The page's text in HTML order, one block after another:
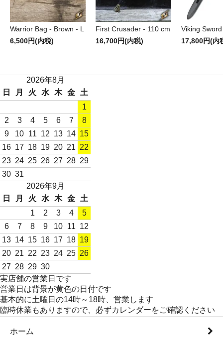
Warrior Bag - Brown - L
6,500円(内税)
First Crusader - 110 cm
16,700円(内税)
Viking Sword
17,800円(内
2026年8月
日
月 火 水 木 金
土
1
2
3 4 5 6 7
8
9
10 11 12 13 14 15
16 17 18 19 20 21 22
23 24 25 26 27 28 29
30 31
2026年9月
日
月 火 水 木 金
土
1
2 3 4
5
6
7 8 9 10 11 12
13 14 15 16 17 18 19
20 21 22 23 24 25 26
27 28 29 30
実店舗の営業日です
営業日は背景が黄色の日付です
基本的に土曜日の14時～18時、営業します
臨時休業もありますので、必ずカレンダーをご確認ください
ホーム